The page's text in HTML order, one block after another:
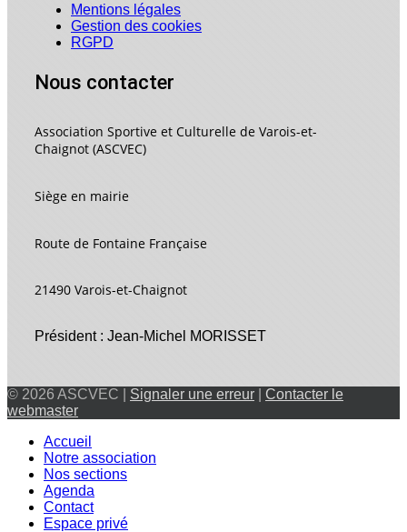
Mentions légales
Gestion des cookies
RGPD
Nous contacter
Association Sportive et Culturelle de Varois-et-
Chaignot (ASCVEC)
Siège en mairie
Route de Fontaine Française
21490 Varois-et-Chaignot
Président : Jean-Michel MORISSET
© 2026 ASCVEC | Signaler une erreur
Contacter le
webmaster
Accueil
Notre association
Nos sections
Agenda
Contact
Espace privé